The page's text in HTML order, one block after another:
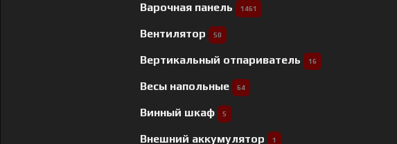
Варочная панель 1461
Вентилятор 50
Вертикальный отпариватель 16
Весы напольные 64
Винный шкаф 5
Внешний аккумулятор 1